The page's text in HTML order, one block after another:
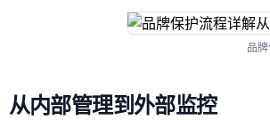
品
内部管理到外部监控